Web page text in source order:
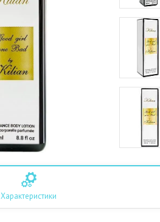
Характеристики